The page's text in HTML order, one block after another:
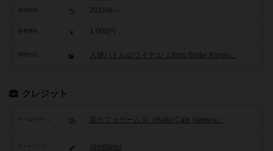
2018年～
参考価格 1,000円
関連作品 人狼バトルロワイヤル（Jinro Battle Royal）
クレジット
ゲームデザイン 楽カフェゲームズ（Raku Cafe Games）
アートワーク Shintarou